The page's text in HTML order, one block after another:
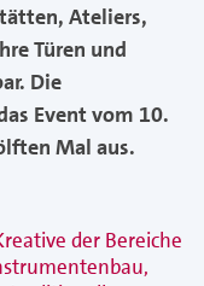
Ateliers,
Türen und
Die
Event vom 10.
Mal aus.
der Bereiche